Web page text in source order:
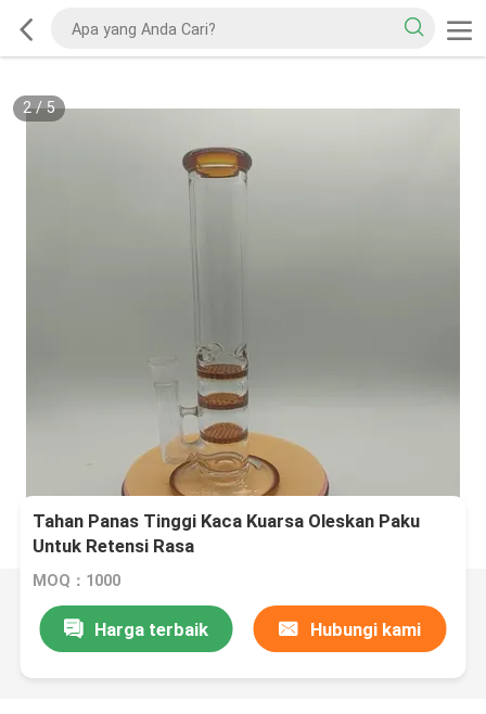
2/5
Tahan Panas Tinggi Kaca Kuarsa Oleskan Paku
Untuk Retensi Rasa
MOQ：1000
Harga terbaik Hubungi kami